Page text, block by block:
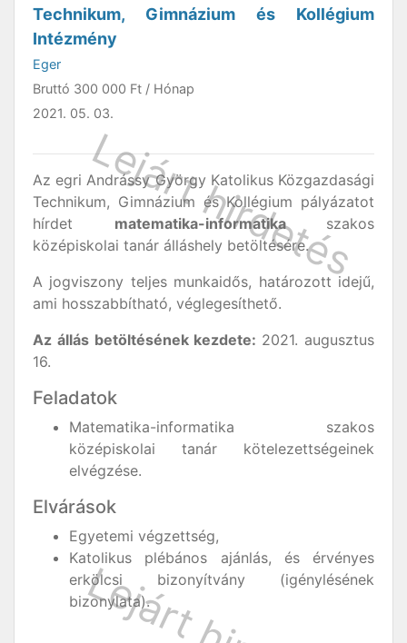
Technikum, Gimnázium és Kollégium
Intézmény
Eger
Bruttó 300 000 Ft / Hónap
2021. 05. 03.
Az egri Andrássy György Katolikus Közgazdasági
Technikum, Gimnázium és Kollégium pályázatot
hírdet matematika-informatika szakos
középiskolai tanár álláshely betöltésére.
A jogviszony teljes munkaidős, határozott idejű,
ami hosszabbítható, véglegesíthető.
Az állás betöltésének kezdete: 2021. augusztus
16.
Feladatok
Matematika-informatika szakos
középiskolai tanár kötelezettségeinek
elvégzése.
Elvárások
Egyetemi végzettség,
K​​​​​​atolikus plébános ajánlás, és érvényes
erkölcsi bizonyítvány (igénylésének
bizonylata).